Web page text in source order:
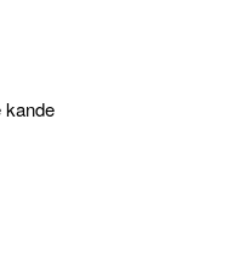
kande